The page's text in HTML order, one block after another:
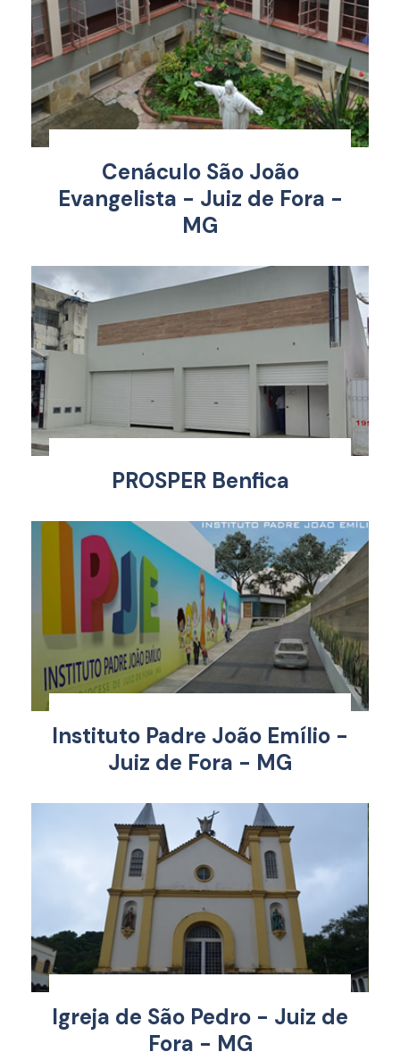
Cenáculo São João
Evangelista - Juiz de Fora -
MG
PROSPER Benfica
Instituto Padre João Emílio -
Juiz de Fora - MG
Igreja de São Pedro - Juiz de
Fora - MG